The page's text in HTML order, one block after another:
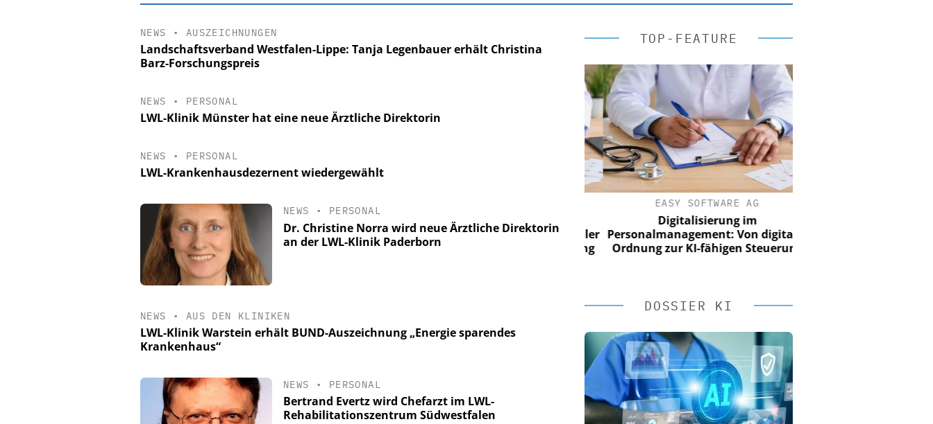
NEWS • AUSZEICHNUNGEN
Landschaftsverband Westfalen-Lippe: Tanja Legenbauer erhält Christina
Barz-Forschungspreis
NEWS • PERSONAL
LWL-Klinik Münster hat eine neue Ärztliche Direktorin
NEWS • PERSONAL
LWL-Krankenhausdezernent wiedergewählt
NEWS • PERSONAL
Dr. Christine Norra wird neue Ärztliche Direktorin
an der LWL-Klinik Paderborn
NEWS • AUS DEN KLINIKEN
LWL-Klinik Warstein erhält BUND-Auszeichnung „Energie sparendes
Krankenhaus“
NEWS • PERSONAL
Bertrand Evertz wird Chefarzt im LWL-
Rehabilitationszentrum Südwestfalen
TOP-FEATURE
EASY SOFTWARE AG
Digitalisierung im
Personalmanagement: Von digitaler
Ordnung zur KI-fähigen Steuerung
Digitalisierung im
Personalmanagement: Von digitaler
Ordnung zur KI-fähigen Steuerung
EASY SOFTWARE AG
Digitalisierung im
Personalmanagement: Von digitaler
Ordnung zur KI-fähigen Steuerung
DOSSIER KI